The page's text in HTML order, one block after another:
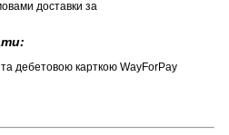
доставки за
дебетовою карткою WayForPay